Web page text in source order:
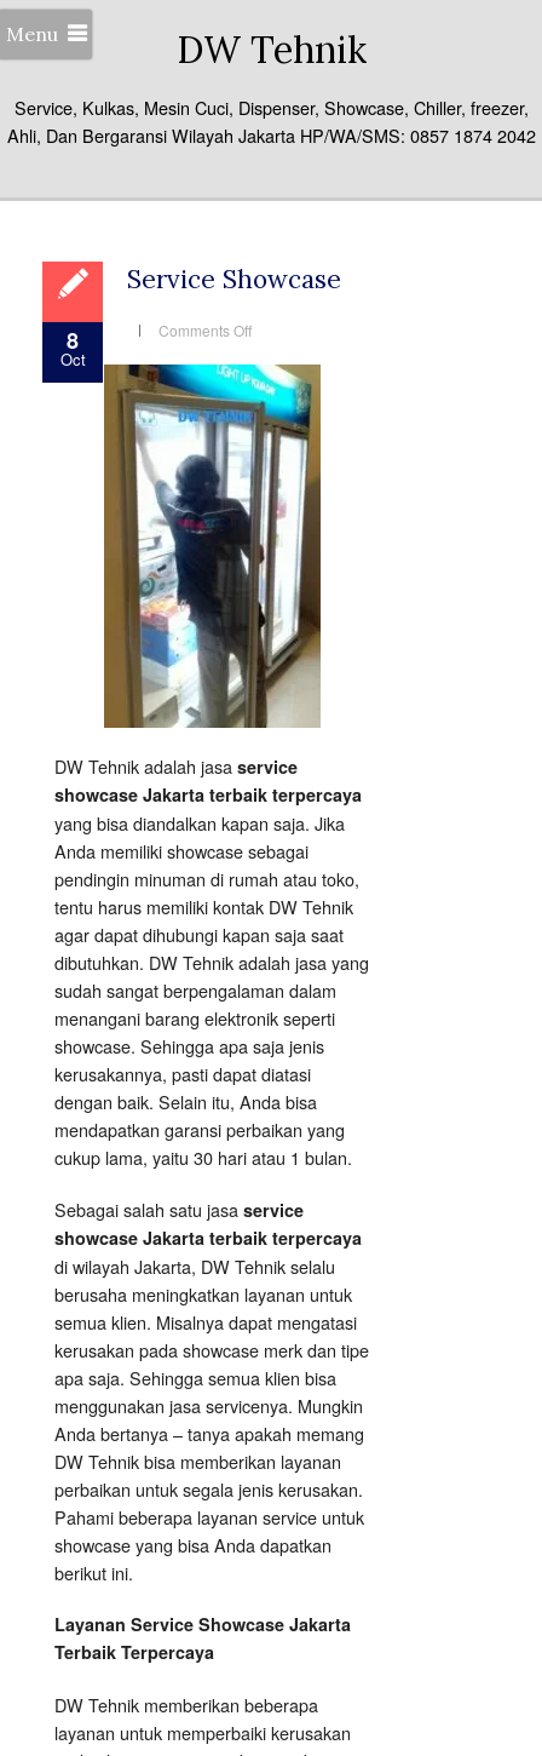
Menu DW Tehnik
Service, Kulkas, Mesin Cuci, Dispenser, Showcase, Chiller, freezer,
Ahli, Dan Bergaransi Wilayah Jakarta HP/WA/SMS: 0857 1874 2042
8
Oct
Service Showcase
Comments Offon
DW Tehnik adalah jasa service
showcase Jakarta terbaik terpercaya
yang bisa diandalkan kapan saja. Jika
Anda memiliki showcase sebagai
pendingin minuman di rumah atau toko,
tentu harus memiliki kontak DW Tehnik
agar dapat dihubungi kapan saja saat
dibutuhkan. DW Tehnik adalah jasa yang
sudah sangat berpengalaman dalam
menangani barang elektronik seperti
showcase. Sehingga apa saja jenis
kerusakannya, pasti dapat diatasi
dengan baik. Selain itu, Anda bisa
mendapatkan garansi perbaikan yang
cukup lama, yaitu 30 hari atau 1 bulan.
Sebagai salah satu jasa service
showcase Jakarta terbaik terpercaya
di wilayah Jakarta, DW Tehnik selalu
berusaha meningkatkan layanan untuk
semua klien. Misalnya dapat mengatasi
kerusakan pada showcase merk dan tipe
apa saja. Sehingga semua klien bisa
menggunakan jasa servicenya. Mungkin
Anda bertanya – tanya apakah memang
DW Tehnik bisa memberikan layanan
perbaikan untuk segala jenis kerusakan.
Pahami beberapa layanan service untuk
showcase yang bisa Anda dapatkan
berikut ini.
Layanan Service Showcase Jakarta
Terbaik Terpercaya
DW Tehnik memberikan beberapa
layanan untuk memperbaiki kerusakan